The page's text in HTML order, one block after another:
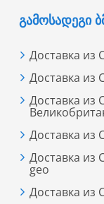
ᲒᲐᲛᲝᲡᲐᲓᲔᲒᲘ
Доставка
Доставка из
Доставка из
Доставка из
Доставка
geo
Доставка из